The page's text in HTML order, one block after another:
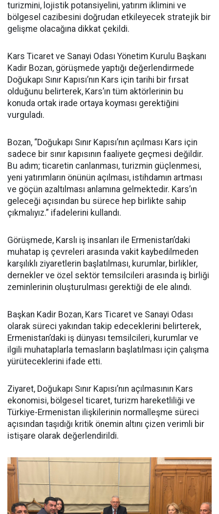
turizmini, lojistik potansiyelini, yatırım iklimini ve
bölgesel cazibesini doğrudan etkileyecek stratejik bir
gelişme olacağına dikkat çekildi.
Kars Ticaret ve Sanayi Odası Yönetim Kurulu Başkanı
Kadir Bozan, görüşmede yaptığı değerlendirmede
Doğukapı Sınır Kapısı’nın Kars için tarihi bir fırsat
olduğunu belirterek, Kars’ın tüm aktörlerinin bu
konuda ortak irade ortaya koyması gerektiğini
vurguladı.
Bozan, “Doğukapı Sınır Kapısı’nın açılması Kars için
sadece bir sınır kapısının faaliyete geçmesi değildir.
Bu adım; ticaretin canlanması, turizmin güçlenmesi,
yeni yatırımların önünün açılması, istihdamın artması
ve göçün azaltılması anlamına gelmektedir. Kars’ın
geleceği açısından bu sürece hep birlikte sahip
çıkmalıyız.” ifadelerini kullandı.
Görüşmede, Karslı iş insanları ile Ermenistan’daki
muhatap iş çevreleri arasında vakit kaybedilmeden
karşılıklı ziyaretlerin başlatılması, kurumlar, birlikler,
dernekler ve özel sektör temsilcileri arasında iş birliği
zeminlerinin oluşturulması gerektiği de ele alındı.
Başkan Kadir Bozan, Kars Ticaret ve Sanayi Odası
olarak süreci yakından takip edeceklerini belirterek,
Ermenistan’daki iş dünyası temsilcileri, kurumlar ve
ilgili muhataplarla temasların başlatılması için çalışma
yürüteceklerini ifade etti.
Ziyaret, Doğukapı Sınır Kapısı’nın açılmasının Kars
ekonomisi, bölgesel ticaret, turizm hareketliliği ve
Türkiye-Ermenistan ilişkilerinin normalleşme süreci
açısından taşıdığı kritik önemin altını çizen verimli bir
istişare olarak değerlendirildi.